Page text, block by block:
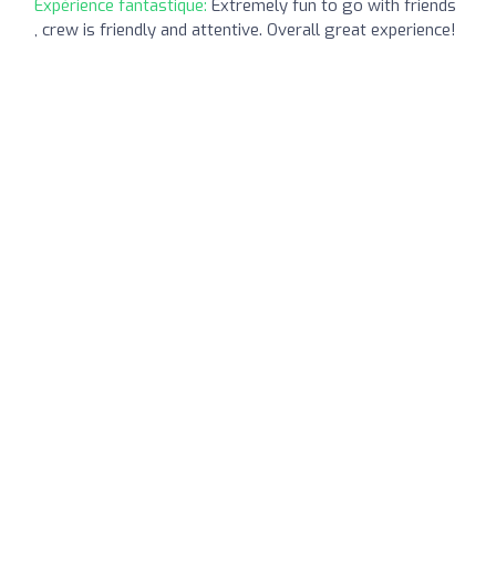
Expérience fantastique: Extremely fun to go with friends
, crew is friendly and attentive. Overall great experience!